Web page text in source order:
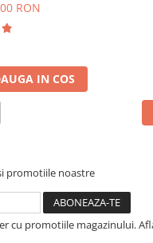
RON
IN COS
promotiile noastre
cu promotiile magazinului.